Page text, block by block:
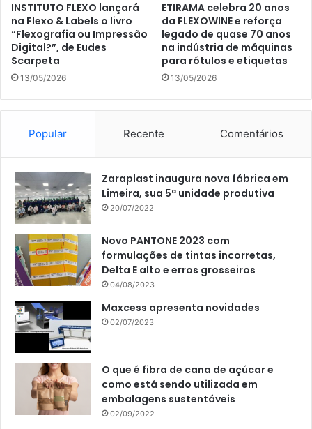
INSTITUTO FLEXO lançará
na Flexo & Labels o livro
“Flexografia ou Impressão
Digital?”, de Eudes
Scarpeta
13/05/2026
ETIRAMA celebra 20 anos
da FLEXOWINE e reforça
legado de quase 70 anos
na indústria de máquinas
para rótulos e etiquetas
13/05/2026
Popular Recente Comentários
Zaraplast inaugura nova fábrica em
Limeira, sua 5ª unidade produtiva
20/07/2022
Novo PANTONE 2023 com
formulações de tintas incorretas,
Delta E alto e erros grosseiros
04/08/2023
Maxcess apresenta novidades
02/07/2023
O que é fibra de cana de açúcar e
como está sendo utilizada em
embalagens sustentáveis
02/09/2022